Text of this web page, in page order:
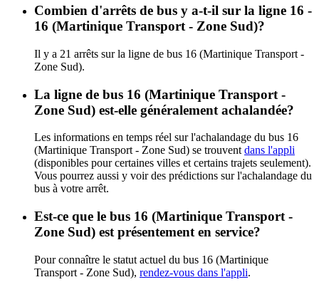
Combien d'arrêts de bus y a-t-il sur la ligne 16 -
16 (Martinique Transport - Zone Sud)?
Il y a 21 arrêts sur la ligne de bus 16 (Martinique Transport -
Zone Sud).
La ligne de bus 16 (Martinique Transport -
Zone Sud) est-elle généralement achalandée?
Les informations en temps réel sur l'achalandage du bus 16
(Martinique Transport - Zone Sud) se trouvent dans l'appli
(disponibles pour certaines villes et certains trajets seulement).
Vous pourrez aussi y voir des prédictions sur l'achalandage du
bus à votre arrêt.
Est-ce que le bus 16 (Martinique Transport -
Zone Sud) est présentement en service?
Pour connaître le statut actuel du bus 16 (Martinique
Transport - Zone Sud), rendez-vous dans l'appli.